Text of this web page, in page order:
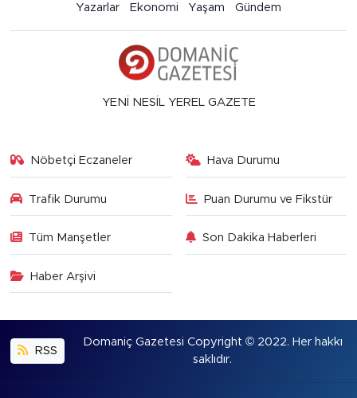
Yazarlar Ekonomi Yaşam Gündem
YENİ NESİL YEREL GAZETE
Nöbetçi Eczaneler Hava Durumu
Trafik Durumu Puan Durumu ve Fikstür
Tüm Manşetler Son Dakika Haberleri
Haber Arşivi
RSS
Domaniç Gazetesi Copyright © 2022. Her hakkı
saklıdır.